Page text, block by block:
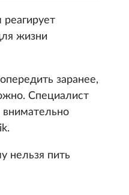
реагирует
жизни
заранее,
Специалист
внимательно
нельзя пить